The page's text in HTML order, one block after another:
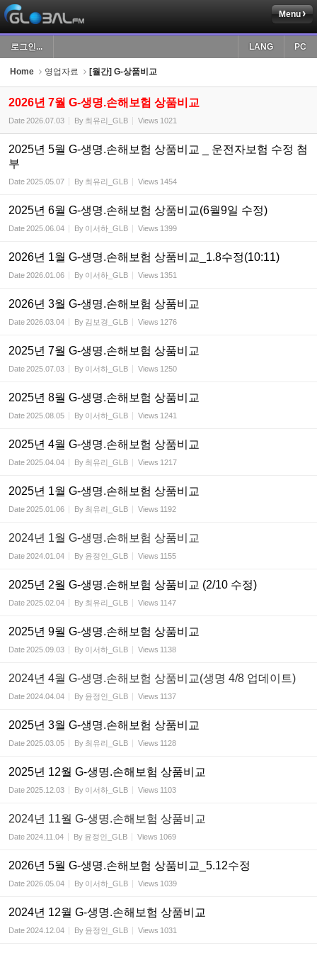
Menu
로그인... PC
LANG
Home 영업자료 [월간] G-상품비교
2026년 7월 G-생명.손해보험 상품비교
Date2026.07.03 By 최유리_GLB Views 1021
2025년 5월 G-생명.손해보험 상품비교 _ 운전자보험 수정 첨
부
Date2025.05.07 By 최유리_GLB Views 1454
2025년 6월 G-생명.손해보험 상품비교(6월9일 수정)
Date2025.06.04 By 이서하_GLB Views 1399
2026년 1월 G-생명.손해보험 상품비교_1.8수정(10:11)
Date2026.01.06 By 이서하_GLB Views 1351
2026년 3월 G-생명.손해보험 상품비교
Date2026.03.04 By 김보경_GLB Views 1276
2025년 7월 G-생명.손해보험 상품비교
Date2025.07.03 By 이서하_GLB Views 1250
2025년 8월 G-생명.손해보험 상품비교
Date2025.08.05 By 이서하_GLB Views 1241
2025년 4월 G-생명.손해보험 상품비교
Date2025.04.04 By 최유리_GLB Views 1217
2025년 1월 G-생명.손해보험 상품비교
Date2025.01.06 By 최유리_GLB Views 1192
2024년 1월 G-생명.손해보험 상품비교
Date2024.01.04 By 윤정인_GLB Views 1155
2025년 2월 G-생명.손해보험 상품비교 (2/10 수정)
Date2025.02.04 By 최유리_GLB Views 1147
2025년 9월 G-생명.손해보험 상품비교
Date2025.09.03 By 이서하_GLB Views 1138
2024년 4월 G-생명.손해보험 상품비교(생명 4/8 업데이트)
Date2024.04.04 By 윤정인_GLB Views 1137
2025년 3월 G-생명.손해보험 상품비교
Date2025.03.05 By 최유리_GLB Views 1128
2025년 12월 G-생명.손해보험 상품비교
Date2025.12.03 By 이서하_GLB Views 1103
2024년 11월 G-생명.손해보험 상품비교
Date2024.11.04 By 윤정인_GLB Views 1069
2026년 5월 G-생명.손해보험 상품비교_5.12수정
Date2026.05.04 By 이서하_GLB Views 1039
2024년 12월 G-생명.손해보험 상품비교
Date2024.12.04 By 윤정인_GLB Views 1031
Sketchbook5, 스케치북5
Sketchbook5, 스케치북5